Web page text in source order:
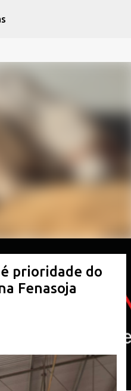
prioridade do
Fenasoja